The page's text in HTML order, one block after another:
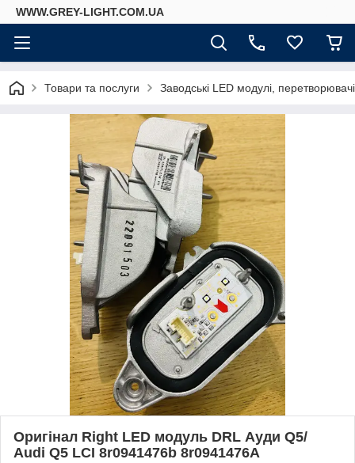
WWW.GREY-LIGHT.COM.UA
Товари та послуги Заводські LED модулі,
Оригінал Right LED модуль DRL Ауди Q5/
Audi Q5 LCI 8r0941476b 8r0941476A